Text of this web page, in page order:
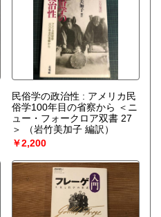
民俗学の政治性 : アメリカ民
俗学100年目の省察から ＜ニ
ュー・フォークロア双書 27
＞
（岩竹美加子 編訳）
￥2,200